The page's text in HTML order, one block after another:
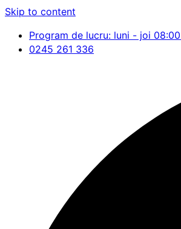
Skip to content
Program de lucru: luni - joi
0245 261 336